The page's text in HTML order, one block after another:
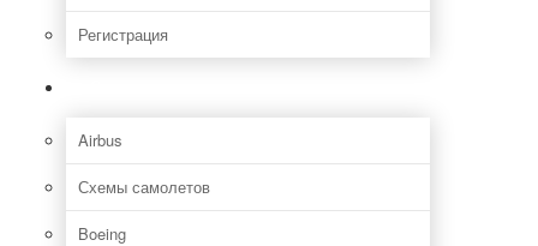
Регистрация
Airbus
Схемы самолетов
Boeing